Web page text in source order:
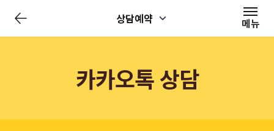
상담예약 메뉴
카카오톡 상담